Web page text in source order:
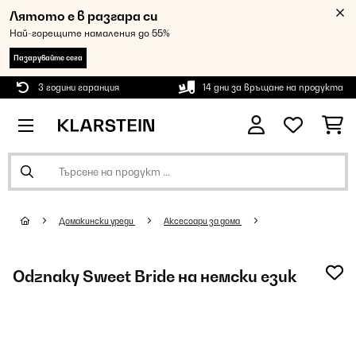
Лятото е в разгара си
Най-горещите намаления до 55%
Пазарувайте сега
3 години гаранция 14 дни за връщане на продукта
Домакински уреди Аксесоари за дома
Odznaky Sweet Bride на немски език